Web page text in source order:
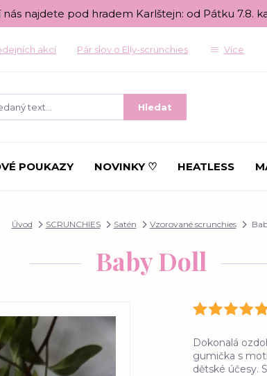
najdete pod hradem Karlštejn: od Pátku 7.8.
akcí Pár slov o Elly-scrunchies Více
Hledat
POUKAZY NOVINKY ♡ HEATLESS
Úvod SCRUNCHIES Satén Vzorované scrunchies
Baby Doll
Dokonalá
gumička s
dětské účesy.